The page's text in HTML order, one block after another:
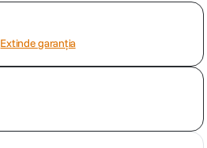
Extinde garanția